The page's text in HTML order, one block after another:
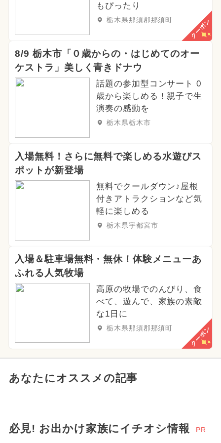
もぴったり
栃木県那須郡那須町 クーポン
8/9 栃木市「０歳からの・はじめてのオー
ケストラ」美しく青きドナウ
話題の参加型コンサート 0
歳から楽しめる！親子で生
演奏の感動を
栃木県栃木市
入場無料！さらに無料で楽しめる水遊びス
ポットが新登場
無料でクールダウン♪屋根
付きアトラクションなど気
軽に楽しめる
栃木県宇都宮市
入場＆駐車場無料・無休！体験メニューあ
ふれる人気牧場
高原の牧場でのんびり、食
べて、遊んで、家族の素敵
な1日に
栃木県那須郡那須町 クーポン
あなたにオススメの記事
必見! お出かけ家族にイチオシ情報 PR